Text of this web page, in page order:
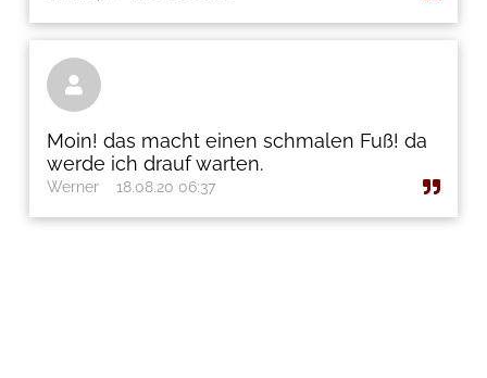

Moin! das macht einen schmalen Fuß! da
werde ich drauf warten.
Werner 18.08.20 06:37